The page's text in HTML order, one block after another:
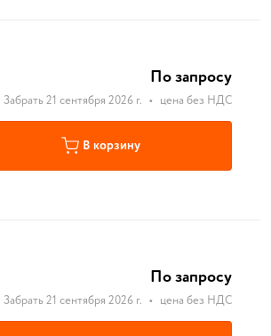
По запросу
Забрать 21 сентября 2026 г. • цена без НДС
В корзину
По запросу
Забрать 21 сентября 2026 г. • цена без НДС